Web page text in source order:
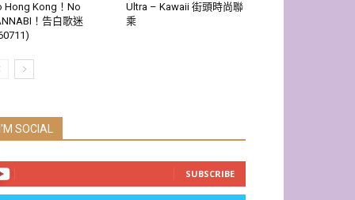
Hong Kong！No
！告白歌迷
Ultra – Kawaii 街頭時尚聯
乘
I'M SOCIAL
SUBSCRIBE